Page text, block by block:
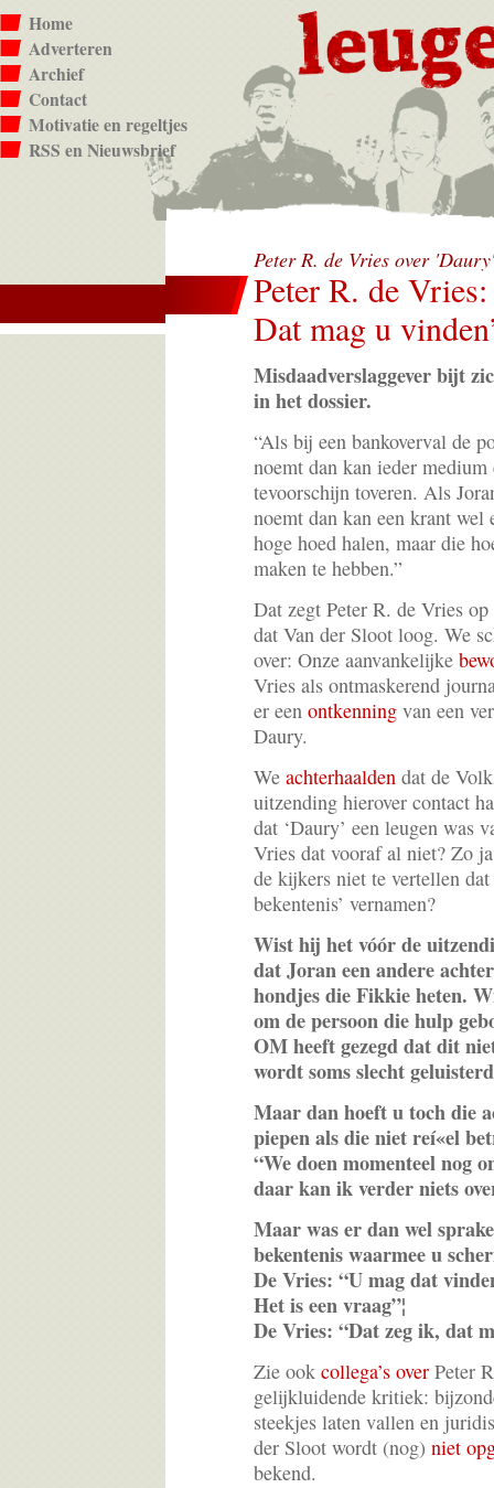
Home
Adverteren
Archief
Contact
Motivatie en regeltjes
RSS en Nieuwsbrief
Peter R. de Vries over
Peter R. de
Dat mag u
Misdaadverslaggever bijt
in het dossier.
“Als bij een bankoverval de
noemt dan kan ieder medium
tevoorschijn toveren. Als
noemt dan kan een krant
hoge hoed halen, maar die
maken te hebben.”
Dat zegt Peter R. de Vries
dat Van der Sloot loog. We
over: Onze aanvankelijke
Vries als ontmaskerend
er een ontkenning van een
Daury.
We achterhaalden dat de
uitzending hierover contact
dat ‘Daury’ een leugen was
Vries dat vooraf al niet? Zo
de kijkers niet te vertellen
bekentenis’ vernamen?
Wist hij het vóór de
dat Joran een andere
hondjes die Fikkie heten.
om de persoon die hulp
OM heeft gezegd dat dit
wordt soms slecht
Maar dan hoeft u toch die
piepen als die niet reí«el
“We doen momenteel nog
daar kan ik verder niets
Maar was er dan wel
bekentenis waarmee u
De Vries: “U mag dat
Het is een vraag”¦
De Vries: “Dat zeg ik, dat
Zie ook collega’s over Peter
gelijkluidende kritiek:
steekjes laten vallen en
der Sloot wordt (nog) niet
bekend.